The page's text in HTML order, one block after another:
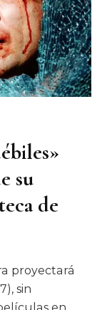
Del
Arte
Conceptual
De
Augusto
su
de
proyectará
sin